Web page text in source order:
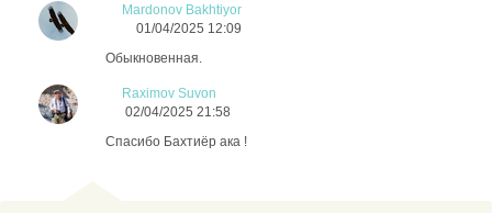
Mardonov Bakhtiyor
01/04/2025 12:09
Обыкновенная.
Raximov Suvon
02/04/2025 21:58
Спасибо Бахтиёр ака !